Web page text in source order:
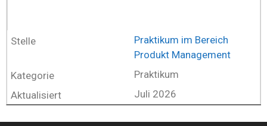
Praktikum im Bereich
Produkt Management
Praktikum
Juli 2026